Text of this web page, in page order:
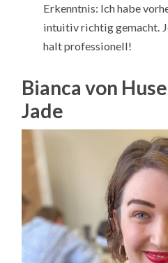
Erkenntnis: Ich habe
intuitiv richtig gemacht.
halt professionell!
Bianca von
Jade